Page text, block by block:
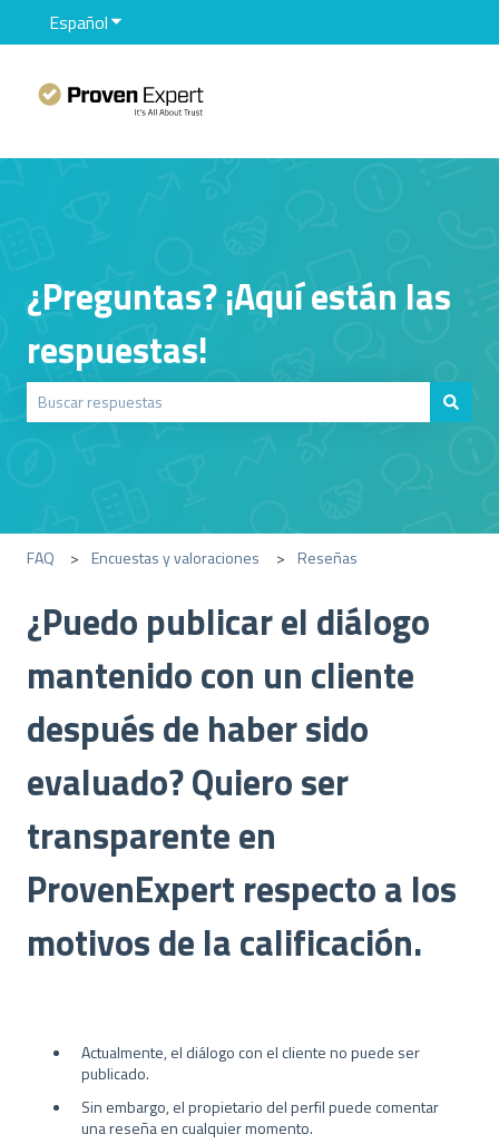
EspañolTraducciones de Mostrar submenú de
¿Preguntas? ¡Aquí están las
respuestas!
FAQ Encuestas y valoraciones Reseñas
¿Puedo publicar el diálogo
mantenido con un cliente
después de haber sido
evaluado? Quiero ser
transparente en
ProvenExpert respecto a los
motivos de la calificación.
Actualmente, el diálogo con el cliente no puede ser
publicado.
Sin embargo, el propietario del perfil puede comentar
una reseña en cualquier momento.